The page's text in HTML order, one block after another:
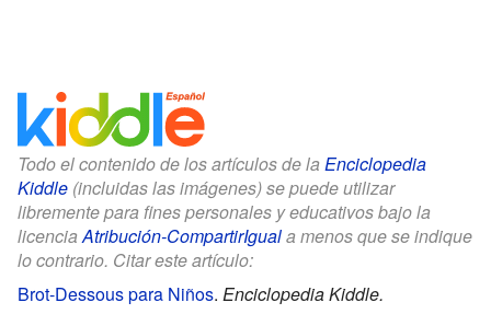
Todo el contenido de los artículos de la Enciclopedia
Kiddle (incluidas las imágenes) se puede utilizar
libremente para fines personales y educativos bajo la
licenciaAtribución-CompartirIguala menos que se indique
lo contrario. Citar este artículo:
Brot-Dessous para Niños. Enciclopedia Kiddle.